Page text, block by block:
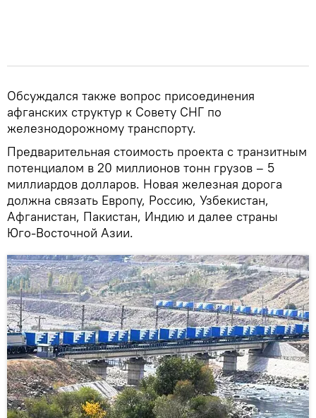
Обсуждался также вопрос присоединения
афганских структур к Совету СНГ по
железнодорожному транспорту.
Предварительная стоимость проекта с транзитным
потенциалом в 20 миллионов тонн грузов – 5
миллиардов долларов. Новая железная дорога
должна связать Европу, Россию, Узбекистан,
Афганистан, Пакистан, Индию и далее страны
Юго-Восточной Азии.